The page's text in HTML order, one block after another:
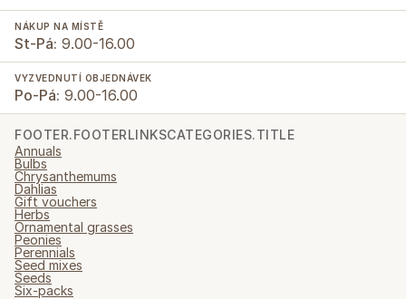
NÁKUP NA MÍSTĚ
St-Pá: 9.00-16.00
VYZVEDNUTÍ OBJEDNÁVEK
Po-Pá: 9.00-16.00
FOOTER.FOOTERLINKSCATEGORIES.TITLE
Annuals
Bulbs
Chrysanthemums
Dahlias
Gift vouchers
Herbs
Ornamental grasses
Peonies
Perennials
Seed mixes
Seeds
Six-packs